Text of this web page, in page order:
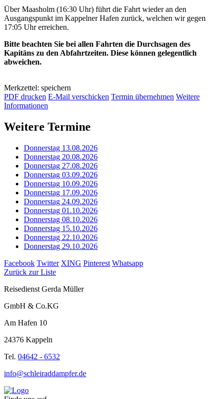
Über Maasholm (16:30 Uhr) führt die Fahrt wieder an den
Ausgangspunkt im Kappelner Hafen zurück, welchen wir gegen
17:05 Uhr erreichen.
Bitte beachten Sie bei allen Fahrten die Durchsagen des
Kapitäns zu den Abfahrtzeiten. Diese können gelegentlich
abweichen.
Merkzettel: speichern
PDF drucken E-Mail verschicken Termin übernehmen Weitere
Informationen
Weitere Termine
Donnerstag 13.08.2026
Donnerstag 20.08.2026
Donnerstag 27.08.2026
Donnerstag 03.09.2026
Donnerstag 10.09.2026
Donnerstag 17.09.2026
Donnerstag 24.09.2026
Donnerstag 01.10.2026
Donnerstag 08.10.2026
Donnerstag 15.10.2026
Donnerstag 22.10.2026
Donnerstag 29.10.2026
Facebook Twitter XING Pinterest Whatsapp
Zurück zur Liste
Reisedienst Gerda Müller
GmbH & Co.KG
Am Hafen 10
24376 Kappeln
Tel. 04642 - 6532
info@schleiraddampfer.de